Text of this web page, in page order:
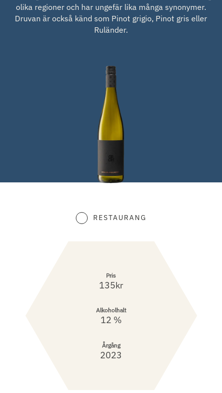
olika regioner och har ungefär lika många synonymer.
Druvan är också känd som Pinot grigio, Pinot gris eller
Ruländer.
RESTAURANG
Pris
135kr
Alkoholhalt
12 %
Årgång
2023